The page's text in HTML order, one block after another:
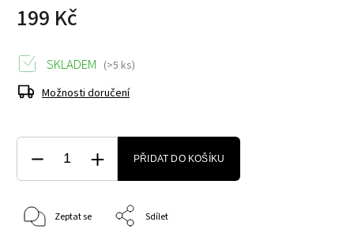
199 Kč
SKLADEM (>5 ks)
Možnosti doručení
PŘIDAT DO KOŠÍKU
Zeptat se Sdílet